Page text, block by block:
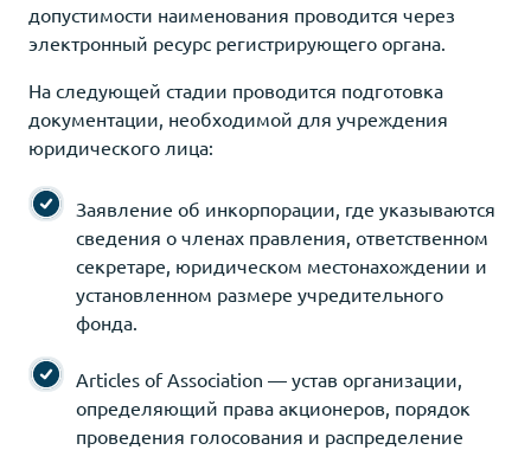
допустимости наименования проводится через
электронный ресурс регистрирующего органа.
На следующей стадии проводится подготовка
документации, необходимой для учреждения
юридического лица:
Заявление об инкорпорации, где указываются
сведения о членах правления, ответственном
секретаре, юридическом местонахождении и
установленном размере учредительного
фонда.
Articles of Association — устав организации,
определяющий права акционеров, порядок
проведения голосования и распределение